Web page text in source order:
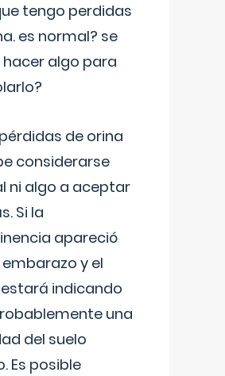
tengo perdidas
es normal? se
hacer algo para
de orina
considerarse
ni algo a aceptar
Si la
apareció
y el
indicando
una
del suelo
Es posible